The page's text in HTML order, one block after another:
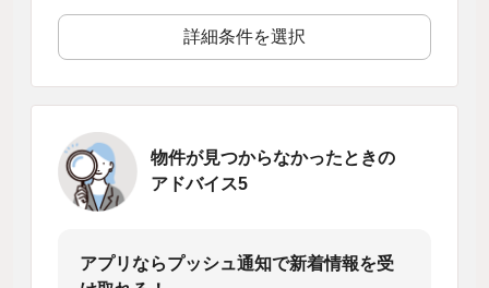
詳細条件を選択
物件が見つからなかったときの
アドバイス5
アプリならプッシュ通知で新着情報を受